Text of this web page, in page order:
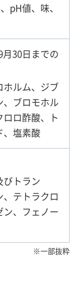
pH値、味、
30日までの
ホルム、ジブ
、ブロモホル
ロ酢酸、ト
、塩素酸
びトラン
テトラクロ
ン、フェノー
一部抜粋